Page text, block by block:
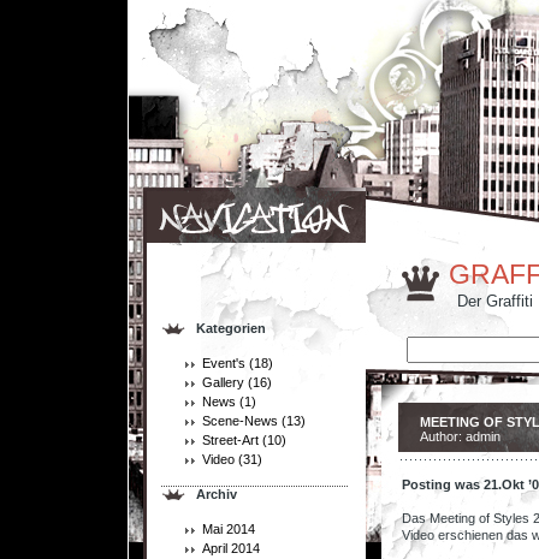
Kategorien
Event's (18)
Gallery (16)
News (1)
Scene-News (13)
Street-Art (10)
Video (31)
Archiv
Mai 2014
April 2014
Der Graffiti
MEETING OF
Author: admin
Posting was 21.Okt
Das Meeting of Styles
Video erschienen das